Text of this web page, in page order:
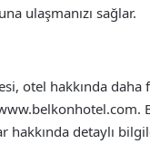
ulaşmanızı sağlar.
otel hakkında
detaylı